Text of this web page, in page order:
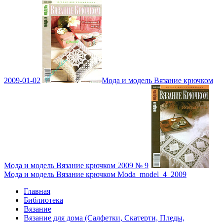
2009-01-02 Мода и модель Вязание крючком
Мода и модель Вязание крючком 2009 № 9
Мода и модель Вязание крючком Moda_model_4_2009
Главная
Библиотека
Вязание
Вязание для дома (Салфетки, Скатерти, Пледы,